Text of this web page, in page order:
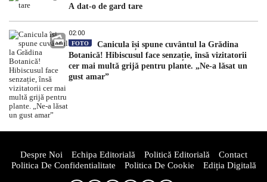
A dat-o de gard tare
02:00
FOTO
Canicula își spune cuvântul la Grădina
Botanică! Hibiscusul face senzație, însă vizitatorii
cer mai multă grijă pentru plante. „Ne-a lăsat un
gust amar”
Despre Noi Echipa Editorială Politică Editorială
Contact
Politica De Confidentialitate
Politica De Cookie Ediția Digitală